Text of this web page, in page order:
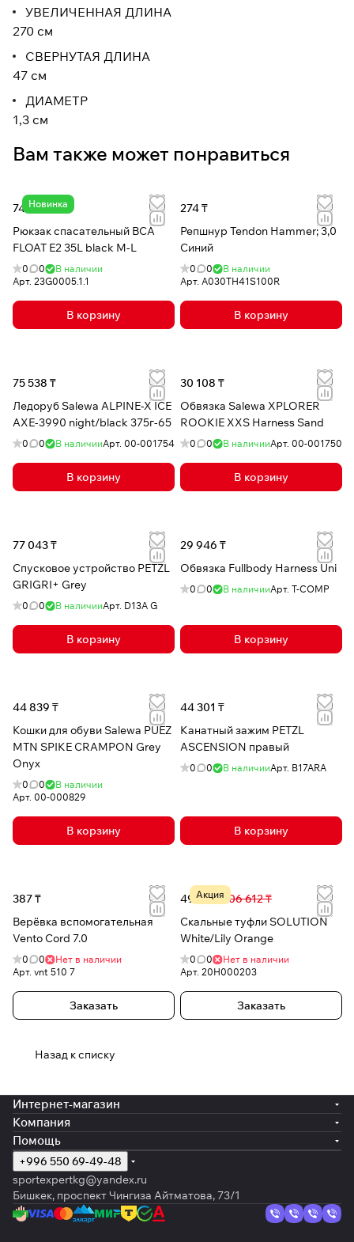
УВЕЛИЧЕННАЯ ДЛИНА
270 см
СВЕРНУТАЯ ДЛИНА
47 см
ДИАМЕТР
1,3 см
Вам также может понравиться
Новинка
749 785 ₸
Рюкзак спасательный BCA
FLOAT E2 35L black M-L
0 0
В наличии
Арт. 23G0005.1.1
В корзину
274 ₸
Репшнур Tendon Hammer; 3,0
Синий
0 0
В наличии
Арт. A030TH41S100R
В корзину
75 538 ₸
Ледоруб Salewa ALPINE-X ICE
AXE-3990 night/black 375г-65
0 0 В наличииАрт. 00-001754
В корзину
30 108 ₸
Обвязка Salewa XPLORER
ROOKIE XXS Harness Sand
0 0 В наличииАрт. 00-001750
В корзину
77 043 ₸
Спусковое устройство PETZL
GRIGRI+ Grey
0 0 В наличииАрт. D13A G
В корзину
29 946 ₸
Обвязка Fullbody Harness Uni
0 0 В наличииАрт. T-COMP
В корзину
44 839 ₸
Кошки для обуви Salewa PUEZ
MTN SPIKE CRAMPON Grey
Onyx
0 0
В наличии
Арт. 00-000829
В корзину
44 301 ₸
Канатный зажим PETZL
ASCENSION правый
0 0 В наличииАрт. B17ARA
В корзину
387 ₸
Верёвка вспомогательная
Vento Cord 7.0
0 0
Нет в наличии
Арт. vnt 510 7
Заказать
Акция
49 511 ₸106 612 ₸
Скальные туфли SOLUTION
White/Lily Orange
0 0
Нет в наличии
Арт. 20H000203
Заказать
Назад к списку
Интернет-магазин
Компания
Помощь
+996 550 69-49-48
sportexpertkg@yandex.ru
Бишкек, проспект Чингиза Айтматова, 73/1